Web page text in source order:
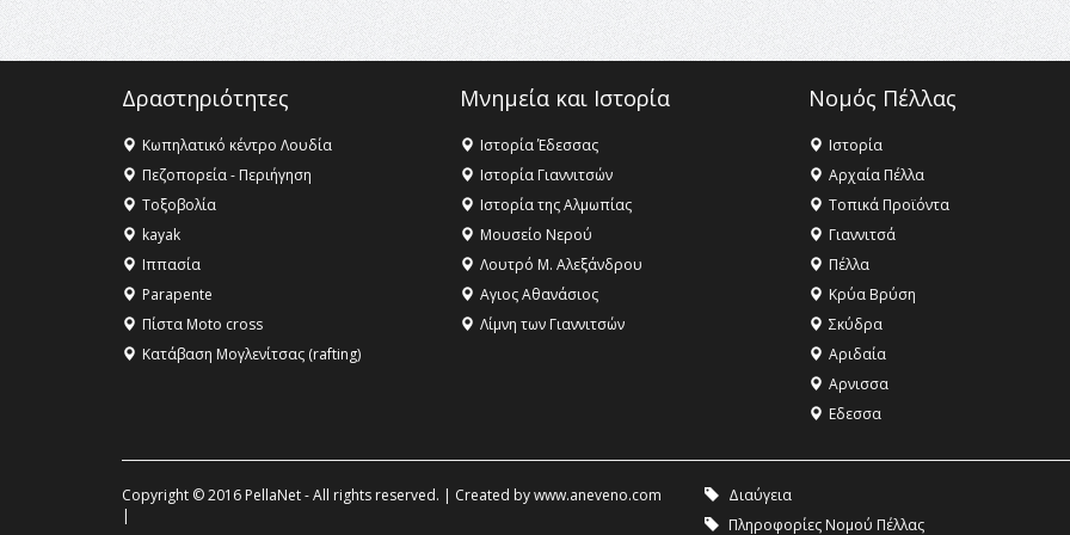
Δραστηριότητες
Κωπηλατικό κέντρο Λουδία
Πεζοπορεία - Περιήγηση
Τοξοβολία
kayak
Ιππασία
Parapente
Πίστα Moto cross
Κατάβαση Μογλενίτσας (rafting)
Μνημεία και Ιστορία
Ιστορία Έδεσσας
Ιστορία Γιαννιτσών
Ιστορία της Αλμωπίας
Μουσείο Νερού
Λουτρό Μ. Αλεξάνδρου
Αγιος Αθανάσιος
Λίμνη των Γιαννιτσών
Νομός Πέλλας
Ιστορία
Αρχαία Πέλλα
Τοπικά Προϊόντα
Γιαννιτσά
Πέλλα
Κρύα Βρύση
Σκύδρα
Αριδαία
Aρνισσα
Eδεσσα
Copyright © 2016 PellaNet - All rights reserved. | Created bywww.aneveno.com
|
Διαύγεια
Πληροφορίες Νομού Πέλλας